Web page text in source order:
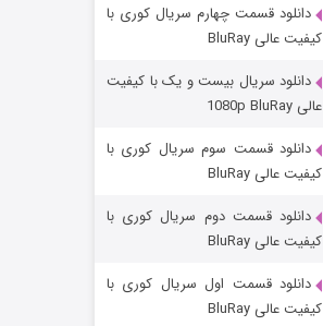
مردگان متحرک: شهر مرده ۳
دانلود قسمت چهارم سریال کوری با
کیفیت عالی BluRay
دانلود سریال بیست و یک با کیفیت
عالی 1080p BluRay
دانلود قسمت سوم سریال کوری با
کیفیت عالی BluRay
دانلود قسمت دوم سریال کوری با
کیفیت عالی BluRay
دانلود قسمت اول سریال کوری با
کیفیت عالی BluRay